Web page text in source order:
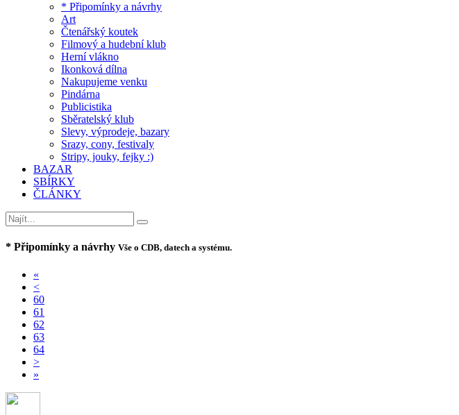
* Připomínky a návrhy
Art
Čtenářský koutek
Filmový a hudební klub
Herní vlákno
Ikonková dílna
Nakupujeme venku
Pindárna
Publicistika
Sběratelský klub
Slevy, výprodeje, bazary
Srazy, cony, festivaly
Stripy, jouky, fejky :)
BAZAR
SBÍRKY
ČLÁNKY
* Připomínky a návrhy Vše o CDB, datech a systému.
«
<
60
61
62
63
64
>
»